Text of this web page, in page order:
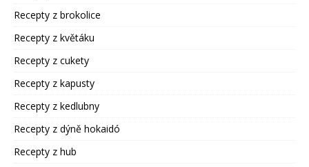
Recepty z brokolice
Recepty z květáku
Recepty z cukety
Recepty z kapusty
Recepty z kedlubny
Recepty z dýně hokaidó
Recepty z hub